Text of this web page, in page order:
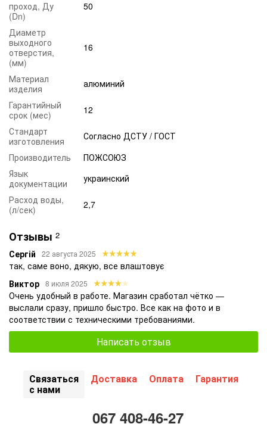
- сплошной струи: 30,
- распыленной струи: 11,
Габаритные размеры, мм: 370×120,
Масса, кг, не более: 1.45.
Головка цапковая ГЦ-50 не входит в комплектацию
ствола и приобретается отдельно
ПОЖЕЖНА БЕЗПЕКА УКРАЇНИ
проход, Ду
(Dn)
50
Диаметр
выходного
отверстия,
(мм)
16
Материал
изделия
алюминий
Гарантийный
срок (мес)
12
Стандарт
изготовления
Согласно ДСТУ / ГОСТ
Производитель
ПОЖСОЮЗ
Язык
документации
украинский
Расход воды,
(л/сек)
2,7
Отзывы 2
Сергій 22 августа 2025
так, саме воно, дякую, все влаштовує
Виктор 8 июля 2025
Очень удобный в работе. Магазин сработал чётко —
выслали сразу, пришло быстро. Все как на фото и в
соответствии с техническими требованиями.
Написать отзыв
Связаться
с нами
Доставка Оплата Гарантия
067 408-46-27